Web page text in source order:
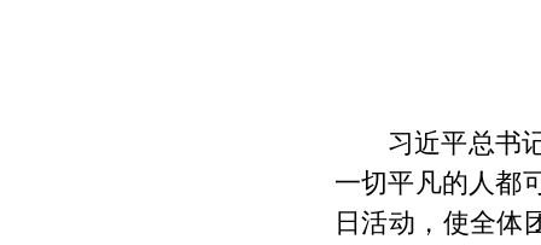
习近平总书
一切平凡的人都
日活动，使全体